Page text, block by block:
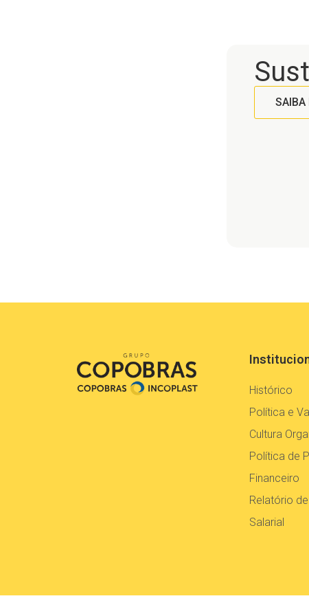
SAIBA
Histórico
Política e
Cultura
Política de
Financeiro
Relatório
Salarial